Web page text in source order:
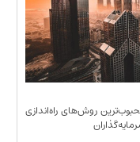
راه‌اندازی